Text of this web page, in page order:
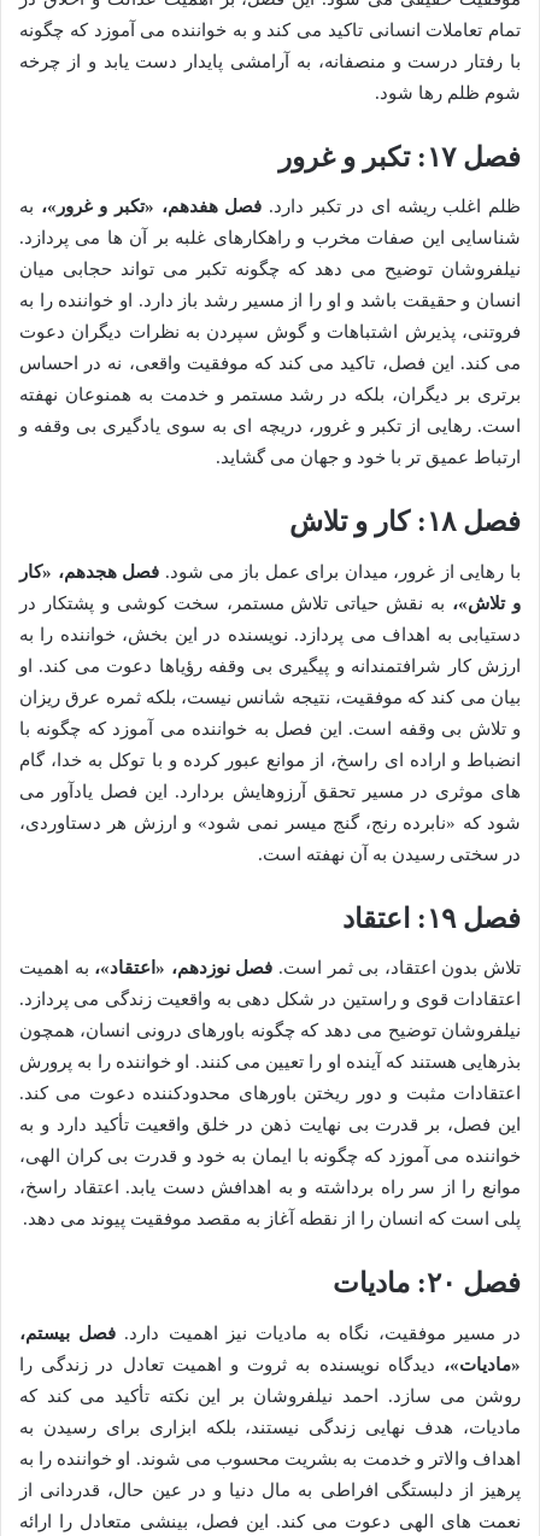
تمام تعاملات انسانی تاکید می کند و به خواننده می آموزد که چگونه
با رفتار درست و منصفانه، به آرامشی پایدار دست یابد و از چرخه
شوم ظلم رها شود.
فصل ۱۷: تکبر و غرور
ظلم اغلب ریشه ای در تکبر دارد. فصل هفدهم، «تکبر و غرور»، به
شناسایی این صفات مخرب و راهکارهای غلبه بر آن ها می پردازد.
نیلفروشان توضیح می دهد که چگونه تکبر می تواند حجابی میان
انسان و حقیقت باشد و او را از مسیر رشد باز دارد. او خواننده را به
فروتنی، پذیرش اشتباهات و گوش سپردن به نظرات دیگران دعوت
می کند. این فصل، تاکید می کند که موفقیت واقعی، نه در احساس
برتری بر دیگران، بلکه در رشد مستمر و خدمت به همنوعان نهفته
است. رهایی از تکبر و غرور، دریچه ای به سوی یادگیری بی وقفه و
ارتباط عمیق تر با خود و جهان می گشاید.
فصل ۱۸: کار و تلاش
با رهایی از غرور، میدان برای عمل باز می شود. فصل هجدهم، «کار
و تلاش»، به نقش حیاتی تلاش مستمر، سخت کوشی و پشتکار در
دستیابی به اهداف می پردازد. نویسنده در این بخش، خواننده را به
ارزش کار شرافتمندانه و پیگیری بی وقفه رؤیاها دعوت می کند. او
بیان می کند که موفقیت، نتیجه شانس نیست، بلکه ثمره عرق ریزان
و تلاش بی وقفه است. این فصل به خواننده می آموزد که چگونه با
انضباط و اراده ای راسخ، از موانع عبور کرده و با توکل به خدا، گام
های موثری در مسیر تحقق آرزوهایش بردارد. این فصل یادآور می
شود که «نابرده رنج، گنج میسر نمی شود» و ارزش هر دستاوردی،
در سختی رسیدن به آن نهفته است.
فصل ۱۹: اعتقاد
تلاش بدون اعتقاد، بی ثمر است. فصل نوزدهم، «اعتقاد»، به اهمیت
اعتقادات قوی و راستین در شکل دهی به واقعیت زندگی می پردازد.
نیلفروشان توضیح می دهد که چگونه باورهای درونی انسان، همچون
بذرهایی هستند که آینده او را تعیین می کنند. او خواننده را به پرورش
اعتقادات مثبت و دور ریختن باورهای محدودکننده دعوت می کند.
این فصل، بر قدرت بی نهایت ذهن در خلق واقعیت تأکید دارد و به
خواننده می آموزد که چگونه با ایمان به خود و قدرت بی کران الهی،
موانع را از سر راه برداشته و به اهدافش دست یابد. اعتقاد راسخ،
پلی است که انسان را از نقطه آغاز به مقصد موفقیت پیوند می دهد.
فصل ۲۰: مادیات
در مسیر موفقیت، نگاه به مادیات نیز اهمیت دارد. فصل بیستم،
«مادیات»، دیدگاه نویسنده به ثروت و اهمیت تعادل در زندگی را
روشن می سازد. احمد نیلفروشان بر این نکته تأکید می کند که
مادیات، هدف نهایی زندگی نیستند، بلکه ابزاری برای رسیدن به
اهداف والاتر و خدمت به بشریت محسوب می شوند. او خواننده را به
پرهیز از دلبستگی افراطی به مال دنیا و در عین حال، قدردانی از
نعمت های الهی دعوت می کند. این فصل، بینشی متعادل را ارائه